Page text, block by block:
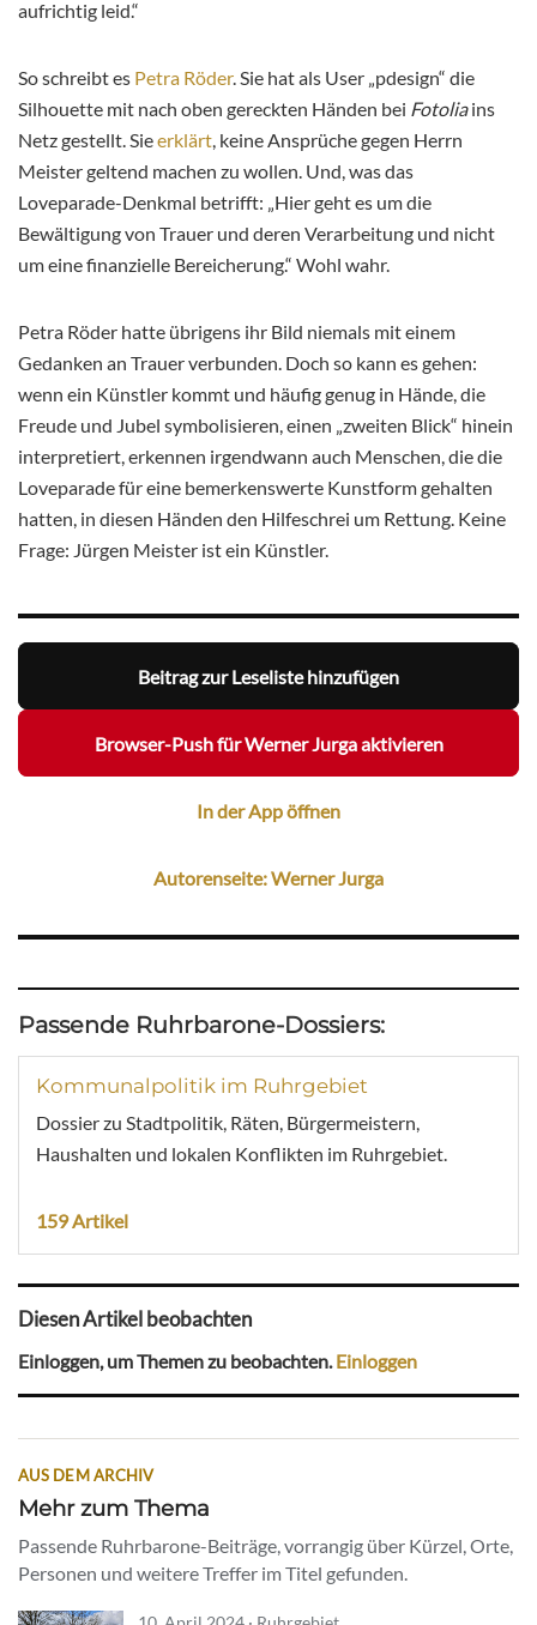
aufrichtig leid.“
So schreibt es Petra Röder. Sie hat als User „pdesign“ die
Silhouette mit nach oben gereckten Händen bei Fotoliains
Netz gestellt. Sieerklärt, keine Ansprüche gegen Herrn
Meister geltend machen zu wollen. Und, was das
Loveparade-Denkmal betrifft: „Hier geht es um die
Bewältigung von Trauer und deren Verarbeitung und nicht
um eine finanzielle Bereicherung.“ Wohl wahr.
Petra Röder hatte übrigens ihr Bild niemals mit einem
Gedanken an Trauer verbunden. Doch so kann es gehen:
wenn ein Künstler kommt und häufig genug in Hände, die
Freude und Jubel symbolisieren, einen „zweiten Blick“ hinein
interpretiert, erkennen irgendwann auch Menschen, die die
Loveparade für eine bemerkenswerte Kunstform gehalten
hatten, in diesen Händen den Hilfeschrei um Rettung. Keine
Frage: Jürgen Meister ist ein Künstler.
Beitrag zur Leseliste hinzufügen
Browser-Push für Werner Jurga aktivieren
In der App öffnen
Autorenseite: Werner Jurga
Passende Ruhrbarone-Dossiers:
Kommunalpolitik im Ruhrgebiet
Dossier zu Stadtpolitik, Räten, Bürgermeistern,
Haushalten und lokalen Konflikten im Ruhrgebiet.
159 Artikel
Diesen Artikel beobachten
Einloggen, um Themen zu beobachten.Einloggen
AUS DEM ARCHIV
Mehr zum Thema
Passende Ruhrbarone-Beiträge, vorrangig über Kürzel, Orte,
Personen und weitere Treffer im Titel gefunden.